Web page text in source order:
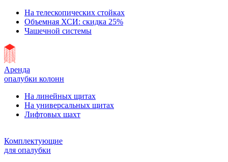
На телескопических стойках
Объемная ХСИ: скидка 25%
Чашечной системы
Аренда
опалубки колонн
На линейных щитах
На универсальных щитах
Лифтовых шахт
Комплектующие
для опалубки